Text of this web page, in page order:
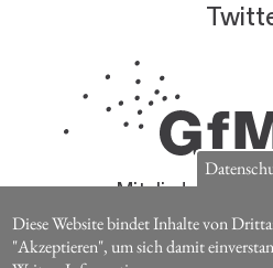
Mitglieder der
Medienwissenschaft
Diese Website bindet Inhalte von
"Akzeptieren", um sich damit